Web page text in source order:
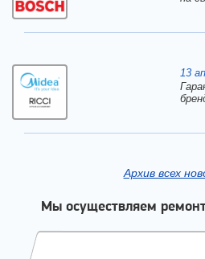
13
Архив всех
Мы осуществляем